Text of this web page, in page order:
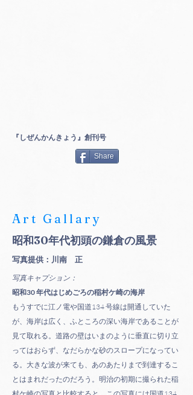
『しぜんかんきょう』創刊号
Share
Art Gallary
昭和30年代初頭の鎌倉の風景
​写真提供：川南 正
写真キャプション：
昭和30 年代はじめごろの稲村ケ崎の海岸
もうすでに江ノ電や国道134 号線は開通していた
が、海岸は広く、ふところの深い海岸であることが
見て取れる。道路の壁はいまのように垂直に切り立
ってはおらず、なだらかな砂のスロープになってい
る。大きな波が来ても、あのあたりまで到達するこ
とはまれだったのだろう。明治の初期に撮られた稲